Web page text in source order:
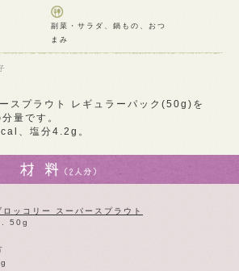
副菜・サラダ、鍋もの、おつ
まみ
スプラウト レギュラーパック(50g)を
量です。
、塩分4.2g。
ロッコリー スーパースプラウト
50g